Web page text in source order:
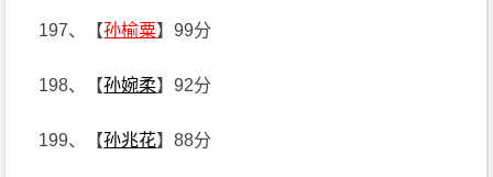
197、【孙榆粟】99分
198、【孙婉柔】92分
199、【孙兆花】88分